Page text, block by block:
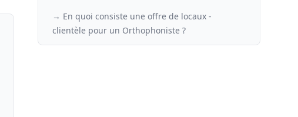
→ En quoi consiste une offre de locaux -
clientèle pour un Orthophoniste ?